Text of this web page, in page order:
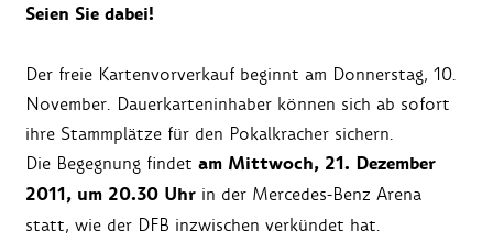
Seien Sie dabei!
Der freie Kartenvorverkauf beginnt am Donnerstag, 10.
November. Dauerkarteninhaber können sich ab sofort
ihre Stammplätze für den Pokalkracher sichern.
Die Begegnung findet am Mittwoch, 21. Dezember
2011, um 20.30 Uhr in der Mercedes-Benz Arena
statt, wie der DFB inzwischen verkündet hat.